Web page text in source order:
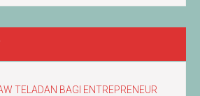
TELADAN BAGI ENTREPRENEUR